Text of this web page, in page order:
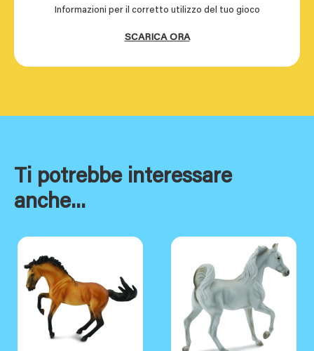
Informazioni per il corretto utilizzo del tuo gioco
SCARICA ORA
Ti potrebbe interessare
anche...